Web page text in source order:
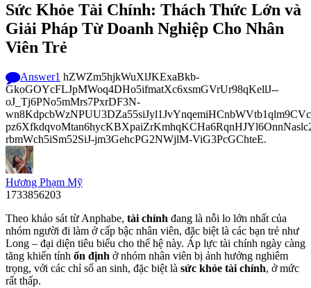
Sức Khỏe Tài Chính: Thách Thức Lớn và
Giải Pháp Từ Doanh Nghiệp Cho Nhân
Viên Trẻ
Answer1 hZWZm5hjkWuXlJKExaBkb-
GkoGOYcFLJpMWoq4DHo5ifmatXc6xsmGVrUr98qKellJ--
oJ_Tj6PNo5mMrs7PxrDF3N-
rbmWch5iSm52SiJ-jm3GehcPG2NWjlM-ViG3PcGChteE.
Hương Phạm Mỹ
1733856203
Theo khảo sát từ Anphabe, tài chính đang là nỗi lo lớn nhất của
nhóm người đi làm ở cấp bậc nhân viên, đặc biệt là các bạn trẻ như
Long – đại diện tiêu biểu cho thế hệ này. Áp lực tài chính ngày càng
tăng khiến tính ổn định ở nhóm nhân viên bị ảnh hưởng nghiêm
trọng, với các chỉ số an sinh, đặc biệt là sức khỏe tài chính, ở mức
rất thấp.